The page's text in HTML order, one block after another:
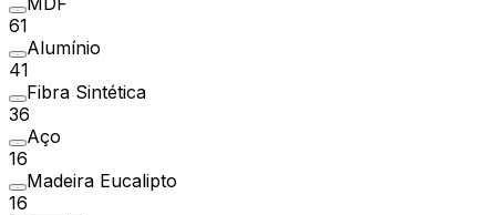
61
Alumínio
41
Fibra Sintética
36
Aço
16
Madeira Eucalipto
16